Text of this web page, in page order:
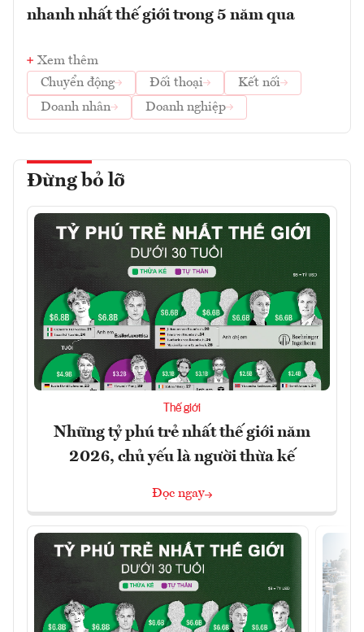
nhanh nhất thế giới trong 5 năm qua
Xem thêm
Chuyển động
Đối thoại
Kết nối
Doanh nhân
Doanh nghiệp
Đừng bỏ lỡ
Thế giới
Những tỷ phú trẻ nhất thế giới năm
2026, chủ yếu là người thừa kế
Đọc ngay